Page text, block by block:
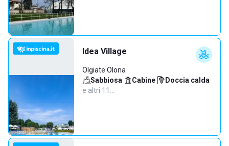
Idea Village
Olgiate Olona
Sabbiosa· Cabine· Doccia calda·
e altri 11…